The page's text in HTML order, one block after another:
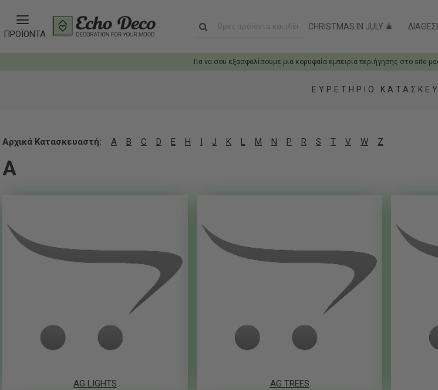
Για να σου εξασφαλίσουμε μια κορυφαία εμπειρία περιήγησης στο site
ΠΡΟΪΟΝΤΑ
CHRISTMAS IN JULY 🎄
ΕΥΡΕΤΉΡΙΟ
Αρχικά Κατασκευαστή: A B C D E H I J K L M N P R S T V W Z
A
AG LIGHTS AG TREES